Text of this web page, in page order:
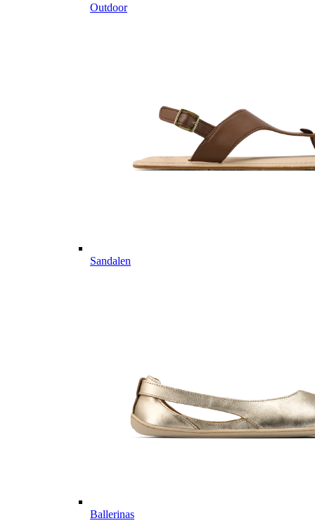
Outdoor
Sandalen
Ballerinas